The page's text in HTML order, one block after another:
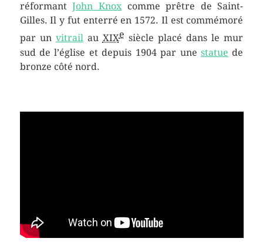
réformantJohn Knoxcomme prêtre de Saint-
Gilles. Il y fut enterré en 1572. Il est commémoré
par un vitrailau XIXe siècle placé dans le mur
sud de l’église et depuis 1904 par une statue de
bronze côté nord.